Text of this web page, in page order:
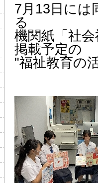
7月13日には
る
機関紙「社
掲載予定の
"福祉教育の